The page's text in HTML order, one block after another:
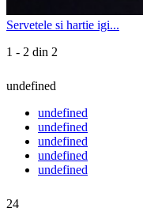
Servetele si hartie igi...
1 - 2 din 2
undefined
undefined
undefined
undefined
undefined
undefined
24